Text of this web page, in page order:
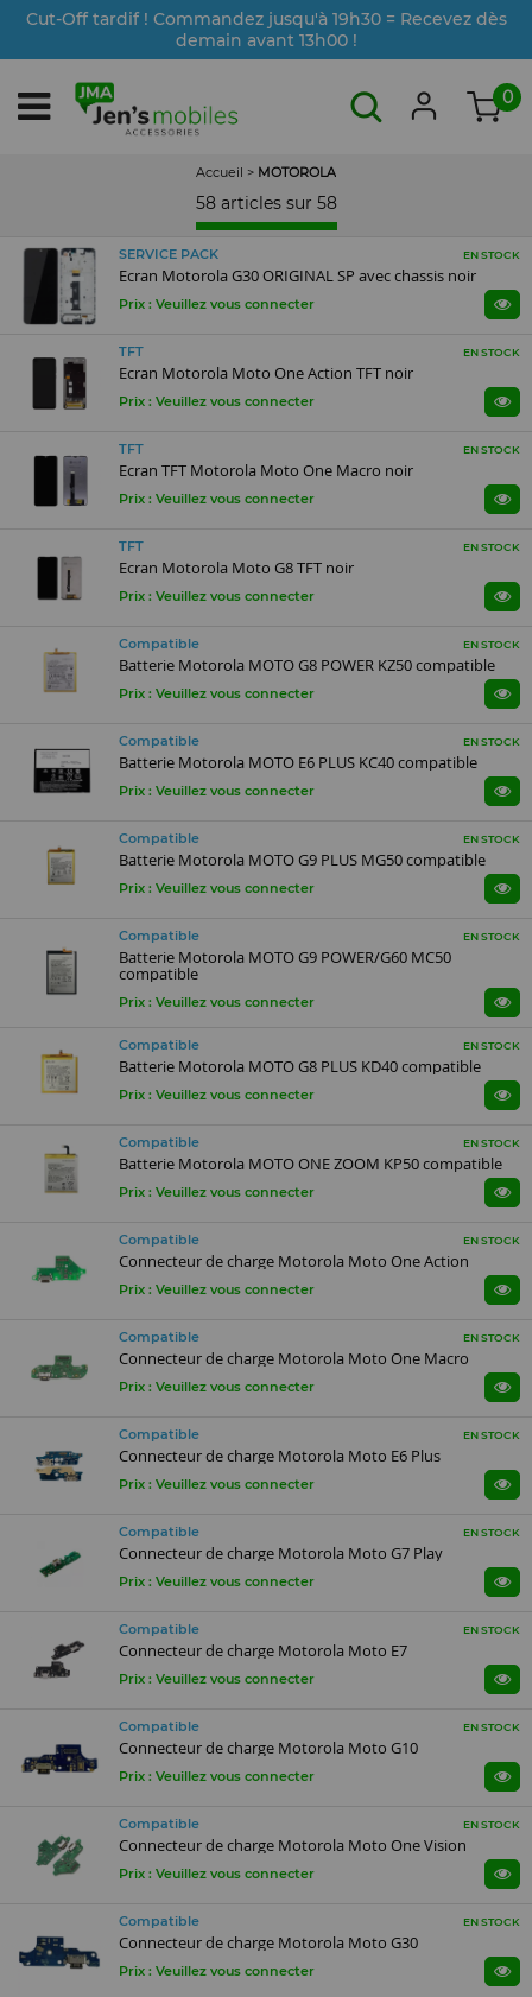
Cut-Off tardif ! Commandez jusqu'à 19h30 = Recevez dès
demain avant 13h00 !
0
Accueil > MOTOROLA
58 articles sur 58
SERVICE PACK EN STOCK
Ecran Motorola G30 ORIGINAL SP avec chassis noir
Prix : Veuillez vous connecter
TFT EN STOCK
Ecran Motorola Moto One Action TFT noir
Prix : Veuillez vous connecter
TFT EN STOCK
Ecran TFT Motorola Moto One Macro noir
Prix : Veuillez vous connecter
TFT EN STOCK
Ecran Motorola Moto G8 TFT noir
Prix : Veuillez vous connecter
Compatible EN STOCK
Batterie Motorola MOTO G8 POWER KZ50 compatible
Prix : Veuillez vous connecter
Compatible EN STOCK
Batterie Motorola MOTO E6 PLUS KC40 compatible
Prix : Veuillez vous connecter
Compatible EN STOCK
Batterie Motorola MOTO G9 PLUS MG50 compatible
Prix : Veuillez vous connecter
Compatible EN STOCK
Batterie Motorola MOTO G9 POWER/G60 MC50
compatible
Prix : Veuillez vous connecter
Compatible EN STOCK
Batterie Motorola MOTO G8 PLUS KD40 compatible
Prix : Veuillez vous connecter
Compatible EN STOCK
Batterie Motorola MOTO ONE ZOOM KP50 compatible
Prix : Veuillez vous connecter
Compatible EN STOCK
Connecteur de charge Motorola Moto One Action
Prix : Veuillez vous connecter
Compatible EN STOCK
Connecteur de charge Motorola Moto One Macro
Prix : Veuillez vous connecter
Compatible EN STOCK
Connecteur de charge Motorola Moto E6 Plus
Prix : Veuillez vous connecter
Compatible EN STOCK
Connecteur de charge Motorola Moto G7 Play
Prix : Veuillez vous connecter
Compatible EN STOCK
Connecteur de charge Motorola Moto E7
Prix : Veuillez vous connecter
Compatible EN STOCK
Connecteur de charge Motorola Moto G10
Prix : Veuillez vous connecter
Compatible EN STOCK
Connecteur de charge Motorola Moto One Vision
Prix : Veuillez vous connecter
Compatible EN STOCK
Connecteur de charge Motorola Moto G30
Prix : Veuillez vous connecter